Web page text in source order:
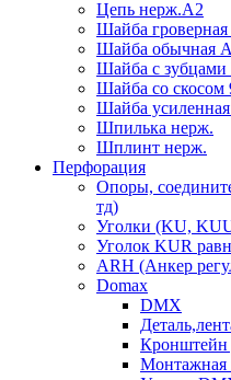
Цепь нерж.А2
Шайба
Шайба обычная
Шайба с
Шайба со скосом
Шайба
Шпилька нерж.
Шплинт нерж.
Перфорация
Опоры,
тд)
Уголки (KU,
Уголок KUR
ARH (Анкер
Domax
DMX
Кронштейн
Монтажная